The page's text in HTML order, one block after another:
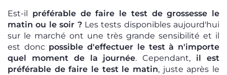
Est-il préférable de faire le test de grossesse le
matin ou le soir ?Les tests disponibles aujourd'hui
sur le marché ont une très grande sensibilité et il
est donc possible d'effectuer le test à n'importe
quel moment de la journée. Cependant, il est
préférable de faire le test le matin, juste après le